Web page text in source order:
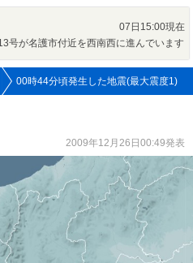
07日15:00現在
号が名護市付近を西南西に進んでいます
00時44分頃発生した地震(最大震度1)
2009年12月26日00:49発表